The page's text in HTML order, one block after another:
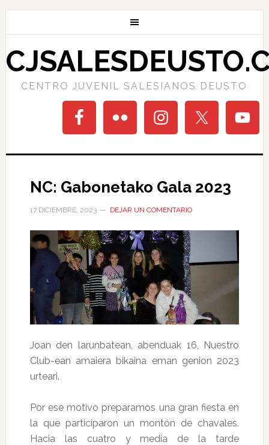
CENTRO JUVENIL SALESIANOS DEUSTO
NC: Gabonetako Gala 2023
17 DICIEMBRE, 2023 DEJAR UN COMENTARIO
Joan den larunbatean, abenduak 16, Nuestro
Club-ean amaiera bikaina eman genion 2023
urteari.
Por ese motivo preparamos una gran fiesta en
la que participaron un montón de chavales.
Hacia las cuatro y media de la tarde